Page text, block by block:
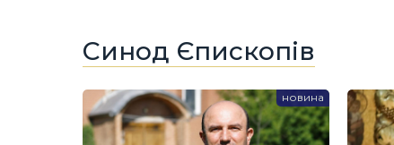
Синод Єпископів
новина